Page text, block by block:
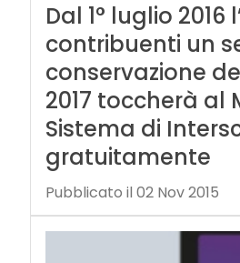
Dal 1° luglio
contribuenti un
conservazione
2017 toccherà al
Sistema di
gratuitamente
Pubblicato il 02 Nov 2015